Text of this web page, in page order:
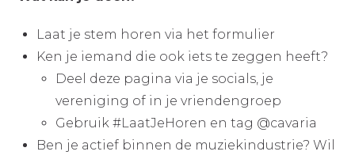
Laat je stem horen via het formulier
Ken je iemand die ook iets te zeggen heeft?
Deel deze pagina via je socials, je
vereniging of in je vriendengroep
Gebruik #LaatJeHoren en tag @cavaria
Ben je actief binnen de muziekindustrie? Wil